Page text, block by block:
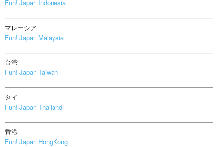
Fun! Japan Indonesia
マレーシア
Fun! Japan Malaysia
台湾
Fun! Japan Taiwan
タイ
Fun! Japan Thailand
香港
Fun! Japan HongKong